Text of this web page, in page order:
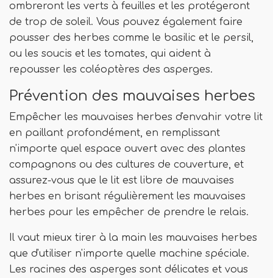
ombreront les verts à feuilles et les protégeront
de trop de soleil. Vous pouvez également faire
pousser des herbes comme le basilic et le persil,
ou les soucis et les tomates, qui aident à
repousser les coléoptères des asperges.
Prévention des mauvaises herbes
Empêcher les mauvaises herbes d'envahir votre lit
en paillant profondément, en remplissant
n'importe quel espace ouvert avec des plantes
compagnons ou des cultures de couverture, et
assurez-vous que le lit est libre de mauvaises
herbes en brisant régulièrement les mauvaises
herbes pour les empêcher de prendre le relais.
Il vaut mieux tirer à la main les mauvaises herbes
que d'utiliser n'importe quelle machine spéciale.
Les racines des asperges sont délicates et vous